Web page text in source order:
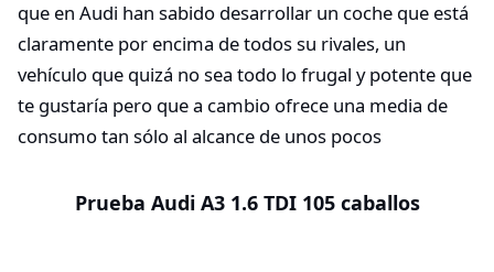
que en Audi han sabido desarrollar un coche que está
claramente por encima de todos su rivales, un
vehículo que quizá no sea todo lo frugal y potente que
te gustaría pero que a cambio ofrece una media de
consumo tan sólo al alcance de unos pocos
Prueba Audi A3 1.6 TDI 105 caballos